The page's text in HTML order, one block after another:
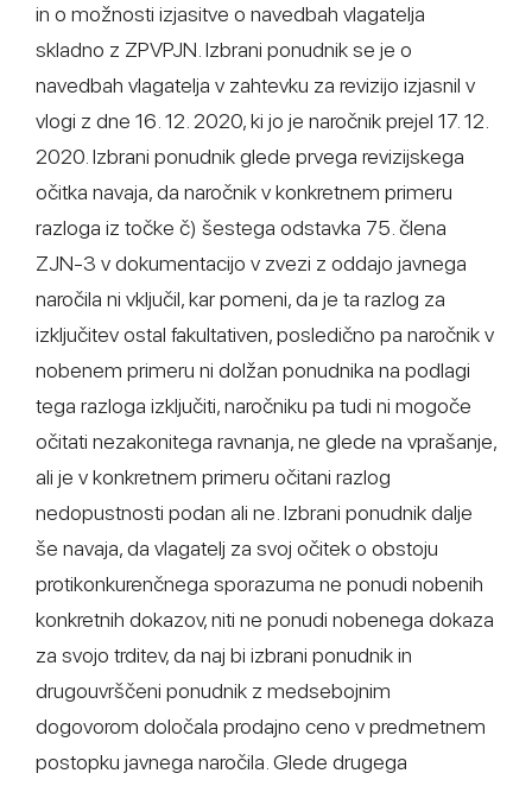
in o možnosti izjasitve o navedbah vlagatelja
skladno z ZPVPJN. Izbrani ponudnik se je o
navedbah vlagatelja v zahtevku za revizijo izjasnil v
vlogi z dne 16. 12. 2020, ki jo je naročnik prejel 17. 12.
2020. Izbrani ponudnik glede prvega revizijskega
očitka navaja, da naročnik v konkretnem primeru
razloga iz točke č) šestega odstavka 75. člena
ZJN-3 v dokumentacijo v zvezi z oddajo javnega
naročila ni vključil, kar pomeni, da je ta razlog za
izključitev ostal fakultativen, posledično pa naročnik v
nobenem primeru ni dolžan ponudnika na podlagi
tega razloga izključiti, naročniku pa tudi ni mogoče
očitati nezakonitega ravnanja, ne glede na vprašanje,
ali je v konkretnem primeru očitani razlog
nedopustnosti podan ali ne. Izbrani ponudnik dalje
še navaja, da vlagatelj za svoj očitek o obstoju
protikonkurenčnega sporazuma ne ponudi nobenih
konkretnih dokazov, niti ne ponudi nobenega dokaza
za svojo trditev, da naj bi izbrani ponudnik in
drugouvrščeni ponudnik z medsebojnim
dogovorom določala prodajno ceno v predmetnem
postopku javnega naročila. Glede drugega